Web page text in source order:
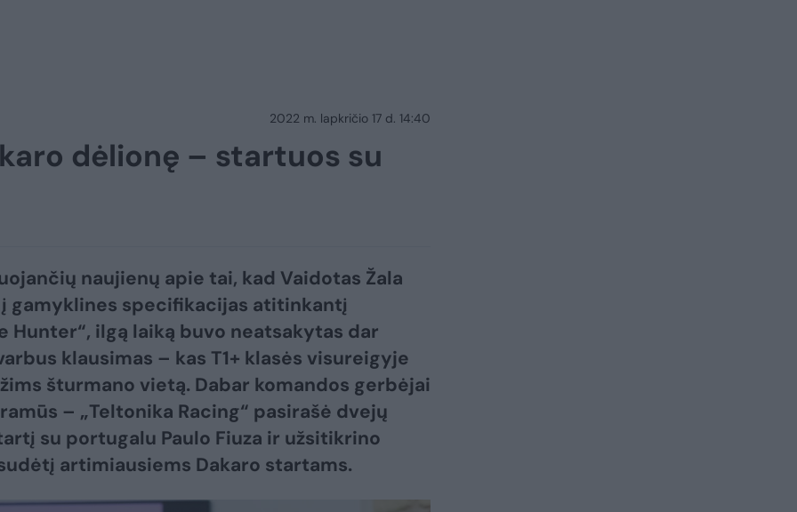
2022 m. lapkričio 17 d. 14:40
dėlionę – startuos su
naujienų apie tai, kad Vaidotas Žala
gamyklines specifikacijas atitinkantį
Hunter“, ilgą laiką buvo neatsakytas dar
klausimas – kas T1+ klasės visureigyje
šturmano vietą. Dabar komandos gerbėjai
– „Teltonika Racing“ pasirašė dvejų
su portugalu Paulo Fiuza ir užsitikrino
artimiausiems Dakaro startams.